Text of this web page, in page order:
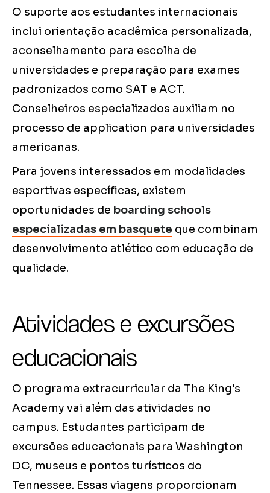
O suporte aos estudantes internacionais
inclui orientação acadêmica personalizada,
aconselhamento para escolha de
universidades e preparação para exames
padronizados como SAT e ACT.
Conselheiros especializados auxiliam no
processo de application para universidades
americanas.
Para jovens interessados em modalidades
esportivas específicas, existem
oportunidades de boarding schools
especializadas em basquete que combinam
desenvolvimento atlético com educação de
qualidade.
Atividades e excursões
educacionais
O programa extracurricular da The King's
Academy vai além das atividades no
campus. Estudantes participam de
excursões educacionais para Washington
DC, museus e pontos turísticos do
Tennessee. Essas viagens proporcionam